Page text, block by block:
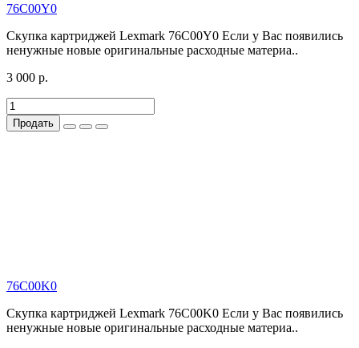
76C00Y0
Скупка картриджей Lexmark 76C00Y0 Если у Вас появились
ненужные новые оригинальные расходные материа..
3 000 р.
Продать
76C00K0
Скупка картриджей Lexmark 76C00K0 Если у Вас появились
ненужные новые оригинальные расходные материа..